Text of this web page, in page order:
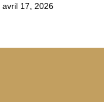
avril 17, 2026